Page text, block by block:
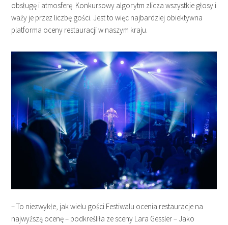
obsługę i atmosferę. Konkursowy algorytm zlicza wszystkie głosy i
waży je przez liczbę gości. Jest to więc najbardziej obiektywna
platforma oceny restauracji w naszym kraju.
– To niezwykłe, jak wielu gości Festiwalu ocenia restauracje na
najwyższą ocenę – podkreśliła ze sceny Lara Gessler – Jako